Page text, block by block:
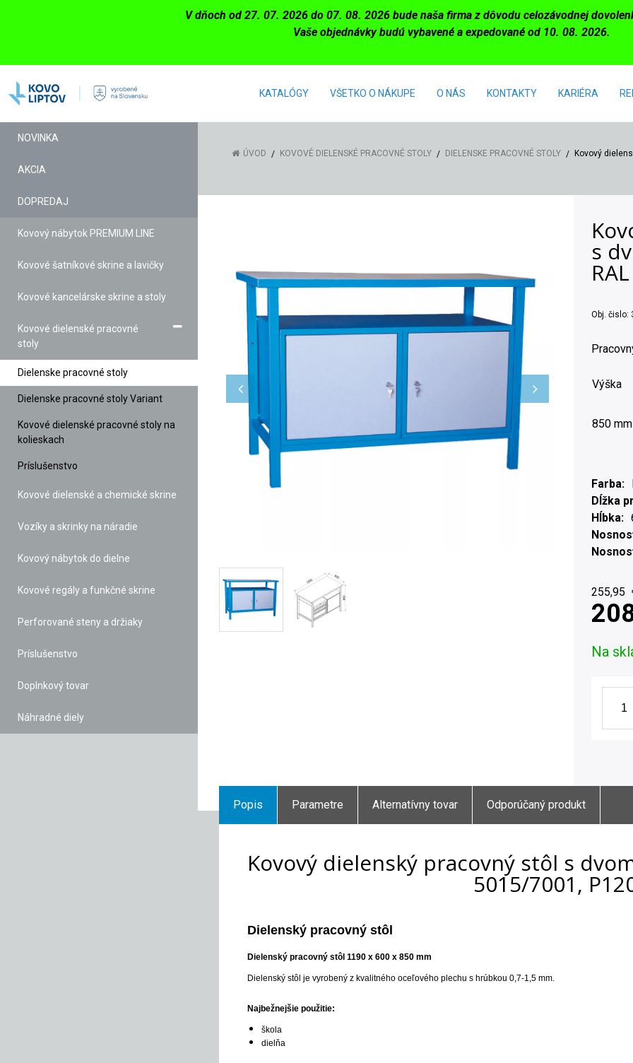
V dňoch od 27. 07. 2026 do 07. 08. 2026 bude naša firma z dôvodu celozávodnej
Vaše objednávky budú vybavené a expedované od 10. 08. 2026.
KATALÓGY VŠETKO O NÁKUPE O NÁS KONTAKTY KARIÉRA
NOVINKA
AKCIA
DOPREDAJ
Kovový nábytok PREMIUM LINE
Kovové šatníkové skrine a lavičky
Kovové kancelárske skrine a stoly
Kovové dielenské pracovné
stoly
Dielenske pracovné stoly
Dielenske pracovné stoly Variant
Kovové dielenské pracovné stoly na
kolieskach
Príslušenstvo
Kovové dielenské a chemické skrine
Vozíky a skrinky na náradie
Kovový nábytok do dielne
Kovové regály a funkčné skrine
Perforované steny a držiaky
Príslušenstvo
Doplnkový tovar
Náhradné diely
ÚVOD KOVOVÉ DIELENSKÉ PRACOVNÉ STOLY DIELENSKE PRACOVNÉ STOLY Kovový
s
Obj. čislo:
Výška
850 mm
Farba
Dĺžka
Hĺbka
255,95
Na
Popis Parametre Alternatívny tovar Odporúčaný produkt
Kovový dielenský pracovný stôl s
5015/7001,
Dielenský pracovný stôl
Dielenský pracovný stôl 1190 x 600 x 850 mm
Dielenský stôl je vyrobený z kvalitného oceľového plechu s hrúbkou 0,7-1,5 mm.
Najbežnejšie použitie:
škola
dielňa